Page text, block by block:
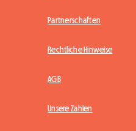
Partnerschaften
Rechtliche Hinweise
AGB
Unsere Zahlen